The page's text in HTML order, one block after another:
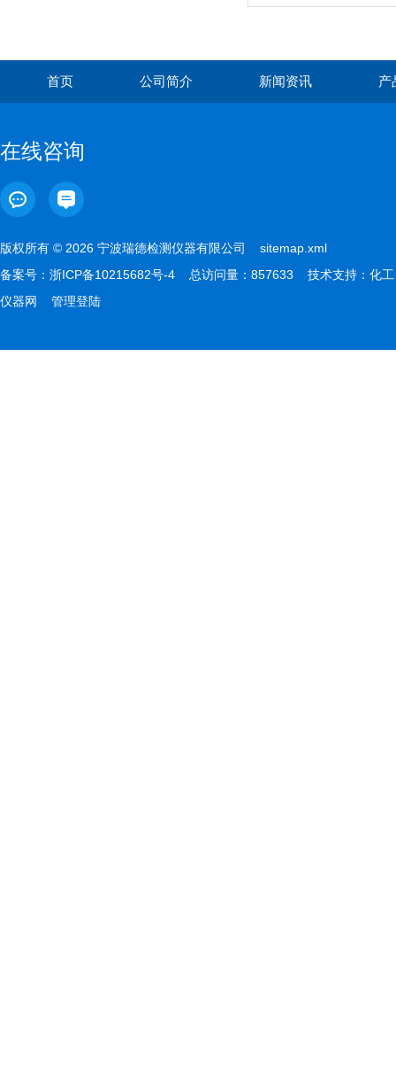
首页 公司简介 新闻资讯 产
在线咨询
版权所有 © 2026 宁波瑞德检测仪器有限公司 sitemap.xml
备案号： 浙ICP备10215682号-4 总访问量：857633 技术支持： 化工
仪器网
管理登陆